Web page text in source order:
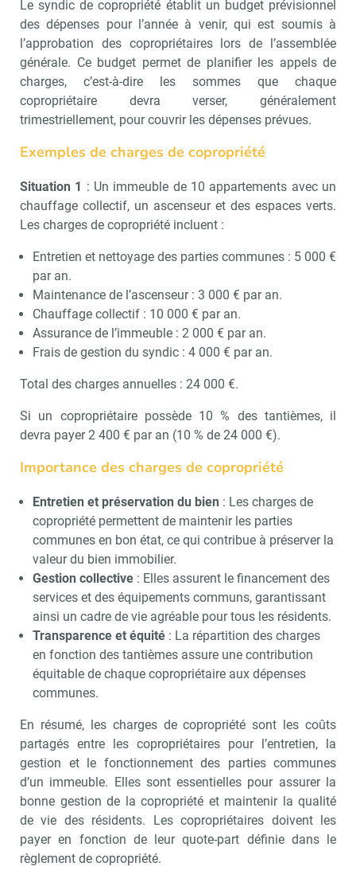
Le syndic de copropriété établit un budget prévisionnel
des dépenses pour l’année à venir, qui est soumis à
l’approbation des copropriétaires lors de l’assemblée
générale. Ce budget permet de planifier les appels de
charges, c’est-à-dire les sommes que chaque
copropriétaire devra verser, généralement
trimestriellement, pour couvrir les dépenses prévues.
Exemples de charges de copropriété
Situation 1 : Un immeuble de 10 appartements avec un
chauffage collectif, un ascenseur et des espaces verts.
Les charges de copropriété incluent :
Entretien et nettoyage des parties communes : 5 000 €
par an.
Maintenance de l’ascenseur : 3 000 € par an.
Chauffage collectif : 10 000 € par an.
Assurance de l’immeuble : 2 000 € par an.
Frais de gestion du syndic : 4 000 € par an.
Total des charges annuelles : 24 000 €.
Si un copropriétaire possède 10 % des tantièmes, il
devra payer 2 400 € par an (10 % de 24 000 €).
Importance des charges de copropriété
Entretien et préservation du bien : Les charges de
copropriété permettent de maintenir les parties
communes en bon état, ce qui contribue à préserver la
valeur du bien immobilier.
Gestion collective: Elles assurent le financement des
services et des équipements communs, garantissant
ainsi un cadre de vie agréable pour tous les résidents.
Transparence et équité: La répartition des charges
en fonction des tantièmes assure une contribution
équitable de chaque copropriétaire aux dépenses
communes.
En résumé, les charges de copropriété sont les coûts
partagés entre les copropriétaires pour l’entretien, la
gestion et le fonctionnement des parties communes
d’un immeuble. Elles sont essentielles pour assurer la
bonne gestion de la copropriété et maintenir la qualité
de vie des résidents. Les copropriétaires doivent les
payer en fonction de leur quote-part définie dans le
règlement de copropriété.